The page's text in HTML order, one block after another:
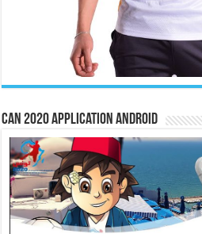
CAN 2020 Application Android